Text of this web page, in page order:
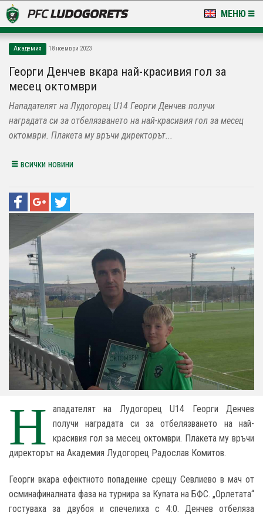
МЕНЮ
LUDOGORETS TV
НА ТЕРЕНА
СТАДИОН & БАЗИ
Академия 18 ноември 2023
Георги Денчев вкара най-красивия гол за
месец октомври
Нападателят на Лудогорец U14 Георги Денчев получи
наградата си за отбелязването на най-красивия гол за месец
октомври. Плакета му връчи директорът...
всички новини
Н
ападателят на Лудогорец U14 Георги Денчев
получи наградата си за отбелязването на най-
красивия гол за месец октомври. Плакета му връчи
директорът на Академия Лудогорец Радослав Комитов.
Георги вкара ефектното попадение срещу Севлиево в мач от
осминафиналната фаза на турнира за Купата на БФС. „Орлетата“
гостуваха за двубоя и спечелиха с 4:0. Денчев отбеляза